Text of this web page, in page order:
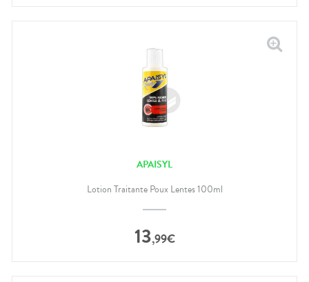
APAISYL
Lotion Traitante Poux Lentes 100ml
13,99€